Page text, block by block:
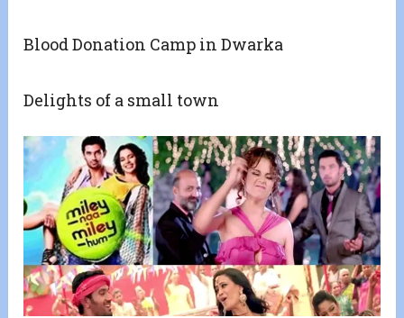
Blood Donation Camp in Dwarka
Delights of a small town